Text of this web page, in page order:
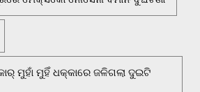
ମୁହାଁ ମୁହିଁ ଧକ୍କାରେ ଜଳିଗଲା ଦୁଇଟି